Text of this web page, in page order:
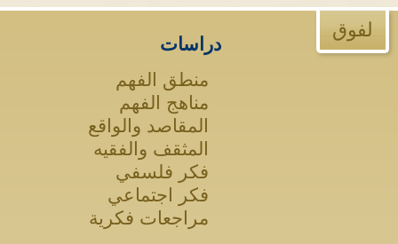
لفوق
دراسات
منطق الفهم
مناهج الفهم
المقاصد والواقع
المثقف والفقيه
فكر فلسفي
فكر اجتماعي
مراجعات فكرية